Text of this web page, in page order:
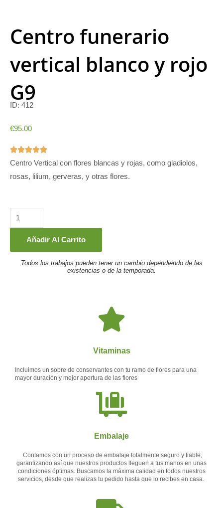
Centro funerario
vertical blanco y rojo
G9
ID: 412
€95.00
5/5
Centro Vertical con flores blancas y rojas, como gladiolos,
rosas, lilium, gerveras, y otras flores.
funerario
blanco
y
Añadir Al Carrito
Todos los trabajos pueden tener un cambio dependiendo de las
existencias o de la temporada.
Vitaminas
Incluimos un sobre de conservantes con tu ramo de flores para una
mayor duración y mejor apertura de las flores
Embalaje
Contamos con un proceso de embalaje totalmente seguro y fiable,
garantizando así que nuestros productos lleguen a tus manos en unas
condiciones óptimas. Buscamos la máxima calidad en todos nuestros
servicios, desde que realizas tu pedido hasta que lo recibes en casa.